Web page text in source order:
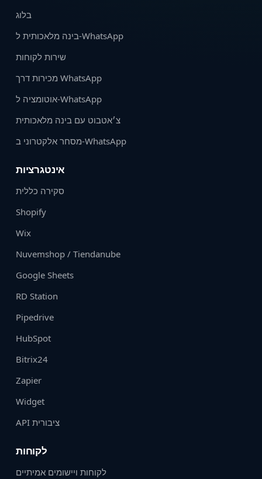
בלוג
בינה מלאכותית ל-WhatsApp
שירות לקוחות
מכירות דרך WhatsApp
אוטומציה ל‑WhatsApp
צ׳אטבוט עם בינה מלאכותית
מסחר אלקטרוני ב‑WhatsApp
אינטגרציות
סקירה כללית
Shopify
Wix
Nuvemshop / Tiendanube
Google Sheets
RD Station
Pipedrive
HubSpot
Bitrix24
Zapier
Widget
API ציבורית
לקוחות
לקוחות ויישומים אמיתיים